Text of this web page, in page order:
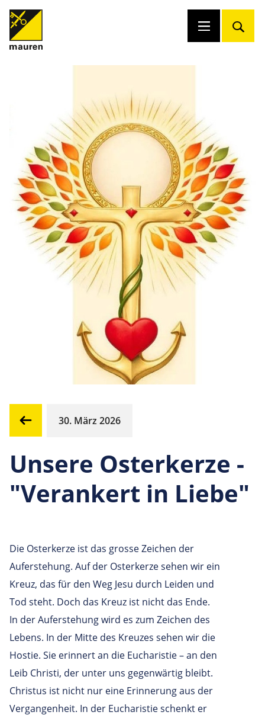
30. März 2026
Unsere Osterkerze -
"Verankert in Liebe"
Die Osterkerze ist das grosse Zeichen der
Auferstehung. Auf der Osterkerze sehen wir ein
Kreuz, das für den Weg Jesu durch Leiden und
Tod steht. Doch das Kreuz ist nicht das Ende.
In der Auferstehung wird es zum Zeichen des
Lebens. In der Mitte des Kreuzes sehen wir die
Hostie. Sie erinnert an die Eucharistie – an den
Leib Christi, der unter uns gegenwärtig bleibt.
Christus ist nicht nur eine Erinnerung aus der
Vergangenheit. In der Eucharistie schenkt er